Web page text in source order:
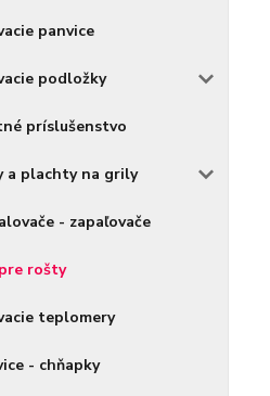
panvice
podložky
príslušenstvo
a plachty na grily
- zapaľovače
rošty
teplomery
- chňapky